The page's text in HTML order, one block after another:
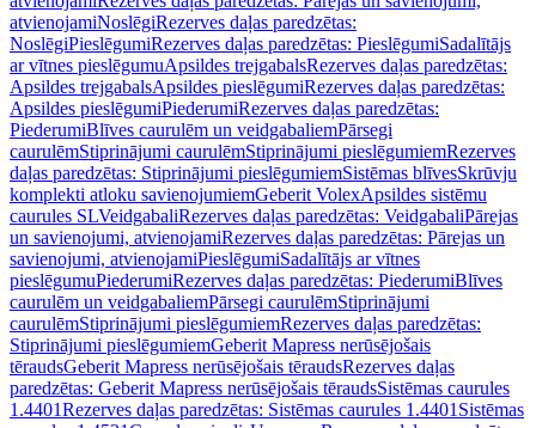
atvienojamiNoslēgiRezerves daļas paredzētas:
NoslēgiPieslēgumiRezerves daļas paredzētas: PieslēgumiSadalītājs
ar vītnes pieslēgumuApsildes trejgabalsRezerves daļas paredzētas:
Apsildes trejgabalsApsildes pieslēgumiRezerves daļas paredzētas:
Apsildes pieslēgumiPiederumiRezerves daļas paredzētas:
PiederumiBlīves caurulēm un veidgabaliemPārsegi
caurulēmStiprinājumi caurulēmStiprinājumi pieslēgumiemRezerves
daļas paredzētas: Stiprinājumi pieslēgumiemSistēmas blīvesSkrūvju
komplekti atloku savienojumiemGeberit VolexApsildes sistēmu
caurules SLVeidgabaliRezerves daļas paredzētas: VeidgabaliPārejas
un savienojumi, atvienojamiRezerves daļas paredzētas: Pārejas un
savienojumi, atvienojamiPieslēgumiSadalītājs ar vītnes
pieslēgumuPiederumiRezerves daļas paredzētas: PiederumiBlīves
caurulēm un veidgabaliemPārsegi caurulēmStiprinājumi
caurulēmStiprinājumi pieslēgumiemRezerves daļas paredzētas:
Stiprinājumi pieslēgumiemGeberit Mapress nerūsējošais
tēraudsGeberit Mapress nerūsējošais tēraudsRezerves daļas
paredzētas: Geberit Mapress nerūsējošais tēraudsSistēmas caurules
1.4401Rezerves daļas paredzētas: Sistēmas caurules 1.4401 Sistēmas